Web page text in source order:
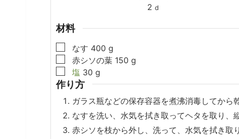
2 days
d
材料
▢
なす 400 g
▢
赤シソの葉 150 g
▢
塩 30 g
作り方
ガラス瓶などの保存容器を煮沸消毒してから
なすを洗い、水気を拭き取ってヘタを取り、
赤シソを枝から外し、洗って、水気を拭き取